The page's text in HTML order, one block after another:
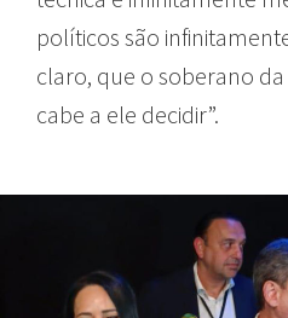
políticos são
claro, que o soberano
cabe a ele decidir”.